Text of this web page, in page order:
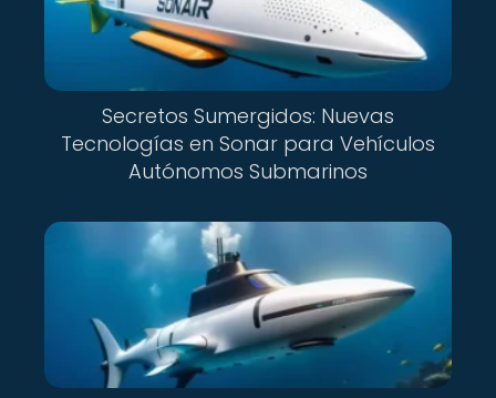
Secretos Sumergidos: Nuevas
Tecnologías en Sonar para Vehículos
Autónomos Submarinos